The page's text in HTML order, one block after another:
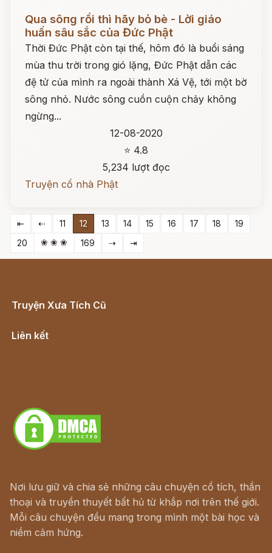
Qua sôпg rồi thì hãy bỏ bè - Lời giáo
huấn sâu sắc của Đức Phật
Thời Đức Phật còn tại thế, hôm đó là buổi sáng
mùa thu trời trong gió lặng, Đức Phật dẫn các
đệ tử của mình ra ngoài thành Xá Vệ, tới một bờ
sông nhỏ. Nước sông cuồn cuộn chảy không
ngừng...
12-08-2020
⭐ 4.8
5,234 lượt đọc
Truyện cổ nhà Phật
⇤ ⇠ 11 12 13 14 15 16 17 18
19
20
❀ ❀ ❀ 169 ⇢ ⇥
Truyện Xưa Tích Cũ
Liên kết
Nơi lưu giữ và chia sẻ những câu chuyện cổ tích, thần
thoại và truyền thuyết bất hủ từ khắp nơi trên thế giới.
Mỗi câu chuyện đều mang trong mình một bài học và
niềm cảm hứng.